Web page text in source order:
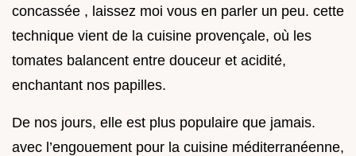
concassée , laissez moi vous en parler un peu. cette
technique vient de la cuisine provençale, où les
tomates balancent entre douceur et acidité,
enchantant nos papilles.
De nos jours, elle est plus populaire que jamais.
avec l’engouement pour la cuisine méditerranéenne,